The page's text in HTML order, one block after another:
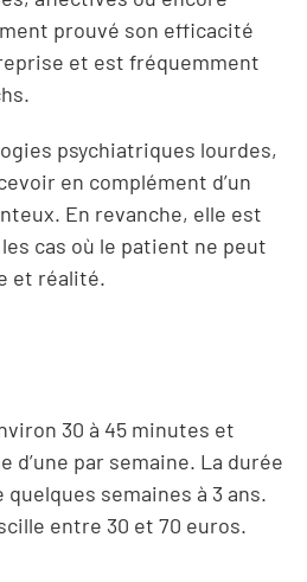
prouvé son efficacité
et est fréquemment
psychiatriques lourdes,
en complément d’un
En revanche, elle est
cas où le patient ne peut
et réalité.
30 à 45 minutes et
d’une par semaine. La durée
semaines à 3 ans.
entre 30 et 70 euros.